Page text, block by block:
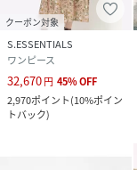
クーポン対象
S.ESSENTIALS
ワンピース
32,670円 45%OFF
2,970ポイント(10%ポイン
トバック)